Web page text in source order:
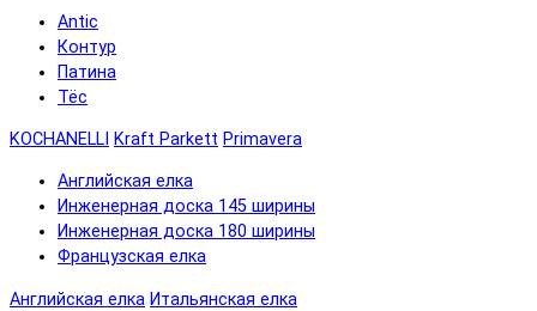
Antic
Контур
Патина
Тёс
KOCHANELLI Kraft Parkett Primavera
Английская елка
Инженерная доска 145 ширины
Инженерная доска 180 ширины
Французская елка
Английская елка Итальянская елка